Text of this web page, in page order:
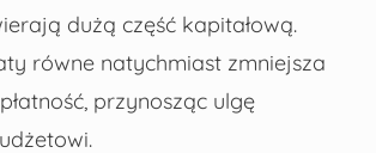
dużą część kapitałową.
równe natychmiast zmniejsza
przynosząc ulgę